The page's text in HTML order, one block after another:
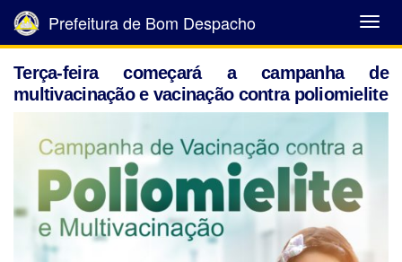
Abrir
Menu
Prefeitura de Bom Despacho
Terça-feira começará a campanha de
multivacinação e vacinação contra poliomielite